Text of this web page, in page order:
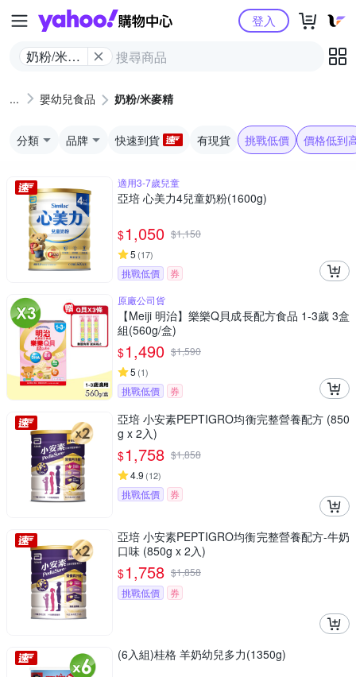
Yahoo購物中心
奶粉/米麥
登入
嬰幼兒食品 奶粉/米麥精
分類 品牌 快速到貨 有現貨 挑戰低價 價格低到
適用3-7歲兒童
亞培 心美力4兒童奶粉(1600g)
$1,050 $1,150
5 (17)
挑戰低價
券
原廠公司貨
【Meiji 明治】樂樂Q貝成長配方食品 1-3歲 3盒
組(560g/盒)
$1,490 $1,590
5 (1)
挑戰低價 券
亞培 小安素PEPTIGRO均衡完整營養配方 (850
g x 2入)
$1,758 $1,858
4.9 (12)
挑戰低價 券
亞培 小安素PEPTIGRO均衡完整營養配方-牛奶
口味 (850g x 2入)
$1,758 $1,858
挑戰低價
券
(6入組)桂格 羊奶幼兒多力(1350g)